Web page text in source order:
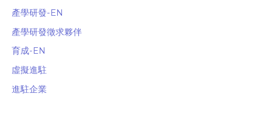
產學研發-EN
產學研發徵求夥伴
育成-EN
虛擬進駐
進駐企業